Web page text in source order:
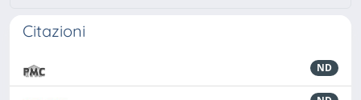
Citazioni
ND